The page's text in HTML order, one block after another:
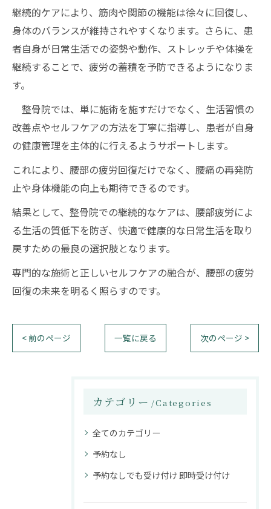
継続的ケアにより、筋肉や関節の機能は徐々に回復し、
身体のバランスが維持されやすくなります。さらに、患
者自身が日常生活での姿勢や動作、ストレッチや体操を
継続することで、疲労の蓄積を予防できるようになりま
す。
整骨院では、単に施術を施すだけでなく、生活習慣の
改善点やセルフケアの方法を丁寧に指導し、患者が自身
の健康管理を主体的に行えるようサポートします。
これにより、腰部の疲労回復だけでなく、腰痛の再発防
止や身体機能の向上も期待できるのです。
結果として、整骨院での継続的なケアは、腰部疲労によ
る生活の質低下を防ぎ、快適で健康的な日常生活を取り
戻すための最良の選択肢となります。
専門的な施術と正しいセルフケアの融合が、腰部の疲労
回復の未来を明るく照らすのです。
< 前のページ 一覧に戻る 次のページ >
カテゴリー Categories
全てのカテゴリー
予約なし
予約なしでも受け付け 即時受け付け